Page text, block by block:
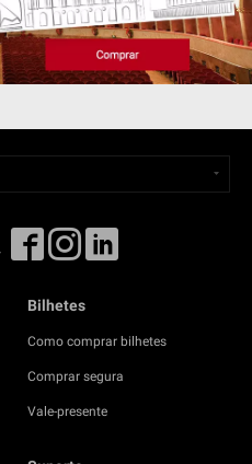
Bilhetes
Como comprar bilhetes
Comprar segura
Vale-presente